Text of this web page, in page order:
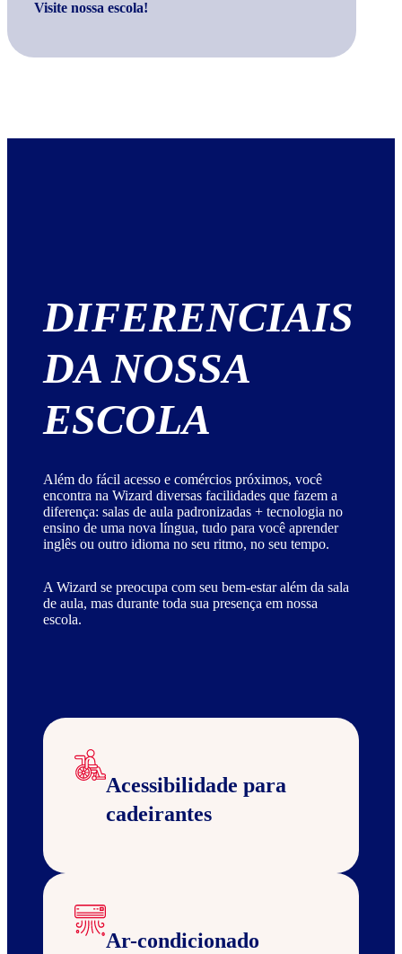
Visite nossa escola!
DIFERENCIAIS
DA NOSSA
ESCOLA
Além do fácil acesso e comércios próximos, você
encontra na Wizard diversas facilidades que fazem a
diferença: salas de aula padronizadas + tecnologia no
ensino de uma nova língua, tudo para você aprender
inglês ou outro idioma no seu ritmo, no seu tempo.
A Wizard se preocupa com seu bem-estar além da sala
de aula, mas durante toda sua presença em nossa
escola.
Acessibilidade para
cadeirantes
Ar-condicionado